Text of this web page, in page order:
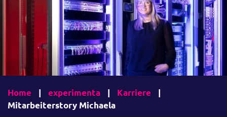
Home | experimenta | Karriere
|
Mitarbeiterstory Michaela